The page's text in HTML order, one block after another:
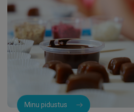
Minu pidustus